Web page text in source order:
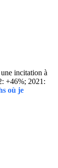
incitation à
+46%; 2021:
où je